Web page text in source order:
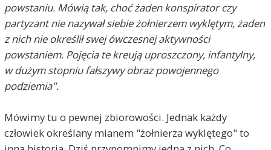
powstaniu. Mówią tak, choć żaden konspirator czy
partyzant nie nazywał siebie żołnierzem wyklętym, żaden
z nich nie określił swej ówczesnej aktywności
powstaniem. Pojęcia te kreują uproszczony, infantylny,
w dużym stopniu fałszywy obraz powojennego
podziemia".
Mówimy tu o pewnej zbiorowości. Jednak każdy
człowiek określany mianem "żołnierza wyklętego" to